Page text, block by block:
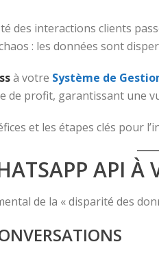
des interactions clients
: les données sont
à votre Système de
profit, garantissant une
et les étapes clés pour
API À
de la « disparité des